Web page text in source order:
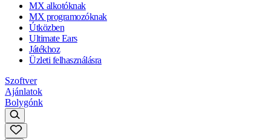
MX alkotóknak
MX programozóknak
Útközben
Ultimate Ears
Játékhoz
Üzleti felhasználásra
Szoftver
Ajánlatok
Bolygónk